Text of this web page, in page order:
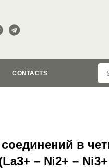
CONTACTS
в
– Ni2+ –